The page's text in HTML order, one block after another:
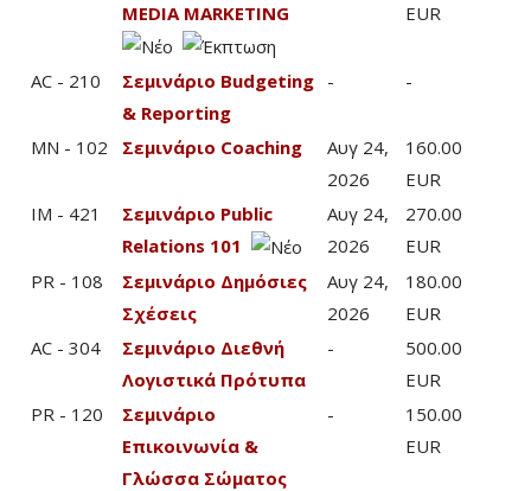
MEDIA MARKETING
EUR
AC - 210
Σεμινάριο Budgeting
& Reporting
- -
MN - 102 Σεμινάριο Coaching
Αυγ 24,
2026
160.00
EUR
IM - 421
Σεμινάριο Public
Relations 101
Αυγ 24,
2026
270.00
EUR
PR - 108
Σεμινάριο Δημόσιες
Σχέσεις
Αυγ 24,
2026
180.00
EUR
AC - 304
Σεμινάριο Διεθνή
Λογιστικά Πρότυπα
-
500.00
EUR
PR - 120
Σεμινάριο
Επικοινωνία &
Γλώσσα Σώματος
-
150.00
EUR